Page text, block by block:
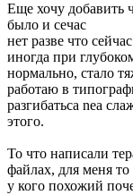
Еще хочу добавить
было и сечас
нет разве что
иногда при
нормально, стало
работаю в
разгибатьса nea
этого.
То что написали
файлах, для меня
у кого похожий